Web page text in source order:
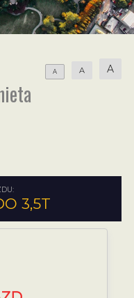
A A A
3,5T